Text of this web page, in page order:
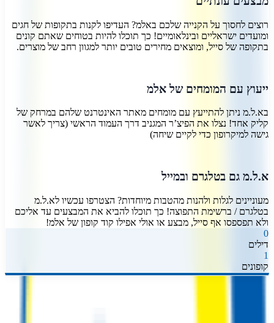
רוצים לחסוך על הקנייה שלכם באלמ? העדיפו לקנות בתקופות של חגים
ומועדים ישראליים ובינלאומיים! כך תוכלו להיות בטוחים שאתם קונים
בתקופה של סייל, ומוצאים מחירים טובים יותר למגוון רחב של מוצרים.
ייעוץ עם המומחים של אלמ
בא.ל.מ ניתן להתייעץ עם מומחים מאתר האינטרנט שלהם במרחק של
קליק אחד! נצלו את הפיצ’ר המגניב דרך העמוד הראשי (צריך לאשר
גישה למיקרופון כדי לקיים שיחה)
א.ל.מ גם בטלגרם ובמייל
מעוניינים לגלות ולהנות מהטבות מיוחדות? הצטרפו עכשיו לא.ל.מ
בטלגרם / ברשימת התפוצה! כך תוכלו להביא את המבצעים עד אליכם
ולא תפספסו אף סייל, מבצע או אולי אפילו קוד קופון של אלמ!
0
דילים
1
קופונים